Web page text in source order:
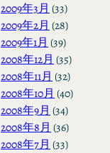
2009年3月 (33)
2009年2月 (28)
2009年1月 (39)
2008年12月 (35)
2008年11月 (32)
2008年10月 (40)
2008年9月 (34)
2008年8月 (36)
2008年7月 (33)